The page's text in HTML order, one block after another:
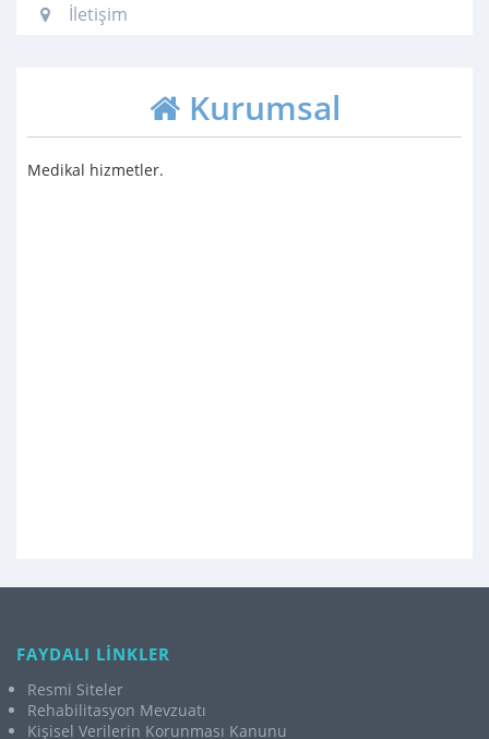
İletişim
Kurumsal
Medikal hizmetler.
FAYDALI LİNKLER
Resmi Siteler
Rehabilitasyon Mevzuatı
Kişisel Verilerin Korunması Kanunu